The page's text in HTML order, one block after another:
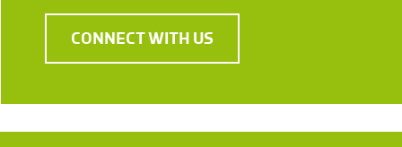
CONNECT WITH US